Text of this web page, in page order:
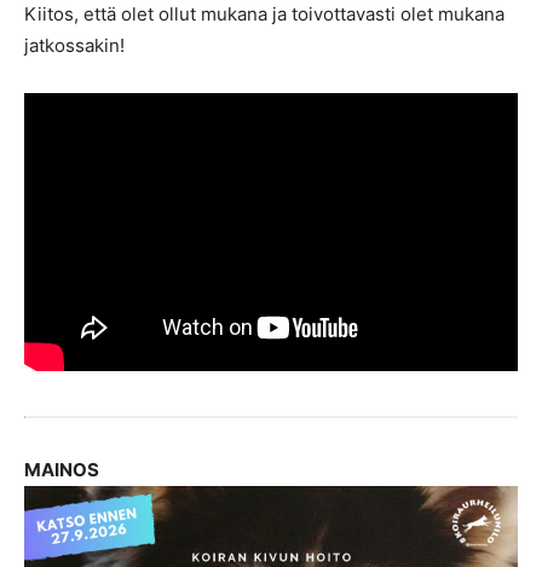
Kiitos, että olet ollut mukana ja toivottavasti olet mukana
jatkossakin!
MAINOS